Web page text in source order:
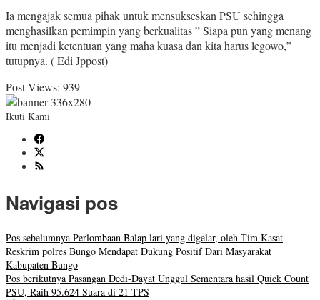
Ia mengajak semua pihak untuk mensukseskan PSU sehingga
menghasilkan pemimpin yang berkualitas ” Siapa pun yang menang
itu menjadi ketentuan yang maha kuasa dan kita harus legowo,”
tutupnya. ( Edi Jppost)
Post Views: 939
Ikuti Kami
Navigasi pos
Pos sebelumnya Perlombaan Balap lari yang digelar, oleh Tim Kasat
Reskrim polres Bungo Mendapat Dukung Positif Dari Masyarakat
Kabupaten Bungo
Pos berikutnya Pasangan Dedi-Dayat Unggul Sementara hasil Quick Count
PSU, Raih 95.624 Suara di 21 TPS